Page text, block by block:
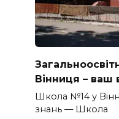
Вінниця – ваш
Школа №14 у
знань — Школа